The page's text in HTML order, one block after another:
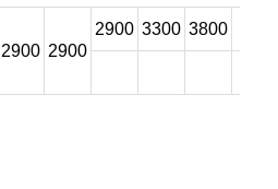
2900 2900
2900 3300 3800